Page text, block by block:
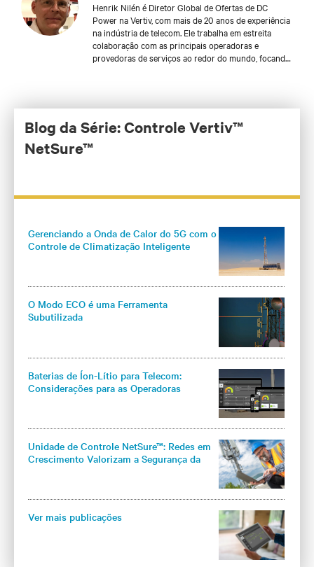
Henrik Nilén é Diretor Global de Ofertas de DC
Power na Vertiv, com mais de 20 anos de experiência
na indústria de telecom. Ele trabalha em estreita
colaboração com as principais operadoras e
provedoras de serviços ao redor do mundo, focando
Henrik é detentor de uma patente para o
Gerenciamento Inteligente de Carga – uma solução
de software e hardware para monitorar a distribuição
de energia, para uma maior disponibilidade do site e
Blog da Série: Controle Vertiv™
NetSure™
Gerenciando a Onda de Calor do 5G com o
Controle de Climatização Inteligente
O Modo ECO é uma Ferramenta
Subutilizada
Baterias de Íon-Lítio para Telecom:
Considerações para as Operadoras
Unidade de Controle NetSure™: Redes em
Crescimento Valorizam a Segurança da
Ver mais publicações